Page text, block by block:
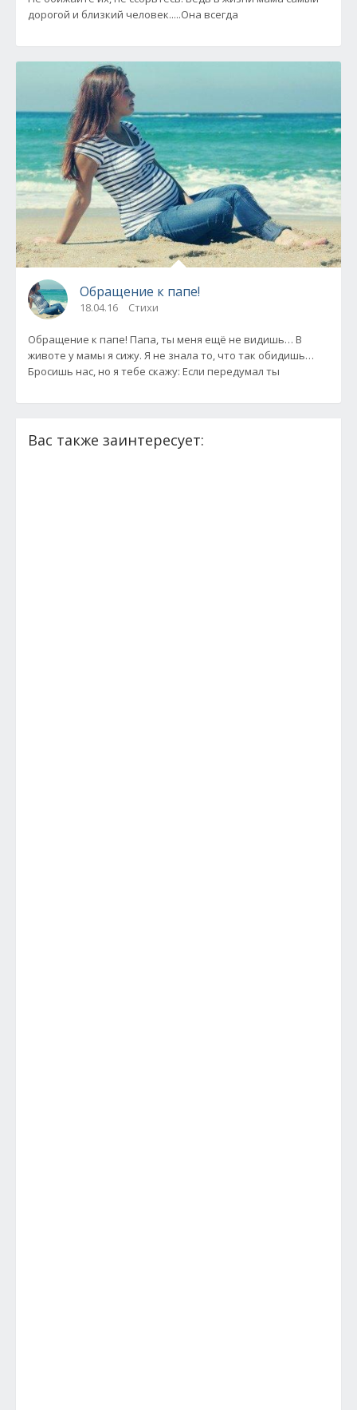
дорогой и близкий человек.....Она всегда
Обращение к папе!
18.04.16 Стихи
Обращение к папе! Папа, ты меня ещё не видишь… В
животе у мамы я сижу. Я не знала то, что так обидишь…
Бросишь нас, но я тебе скажу: Если передумал ты
Вас также заинтересует: